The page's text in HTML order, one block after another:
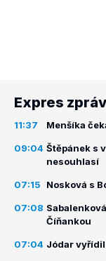
Expres
11:37 Menšíka
09:04 Štěpánek s
nesouhlasí
07:15 Nosková s
07:08
Číňankou
07:04 Jódar